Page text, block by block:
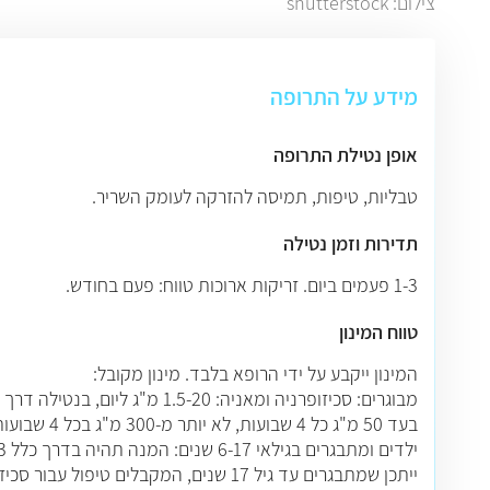
מידע על התרופה
אופן נטילת התרופה
טבליות, טיפות, תמיסה להזרקה לעומק השריר.
תדירות וזמן נטילה
1-3 פעמים ביום. זריקות ארוכות טווח: פעם בחודש.
טווח המינון
המינון ייקבע על ידי הרופא בלבד. מינון מקובל:
בעד 50 מ"ג כל 4 שבועות, לא יותר מ-300 מ"ג בכל 4 שבועות
ילדים ומתבגרים בגילאי 6-17 שנים: המנה תהיה בדרך כלל 0.5-3 מ"ג בכל יום.
ייתכן שמתבגרים עד גיל 17 שנים, המקבלים טיפול עבור סכיזופרניה או בעיות התנהגותיות, יקבלו מינון גבוה יותר של עד 5 מ"ג בכל יום